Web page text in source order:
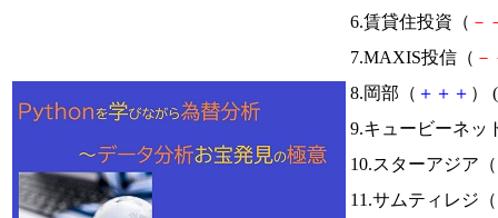
6.賃貸住投資（ －
7.MAXIS投信（ －
8.岡部（ ＋ ＋ ＋ ） (
9.キュービーネッ
10.スターアジア（
11.サムティレジ（